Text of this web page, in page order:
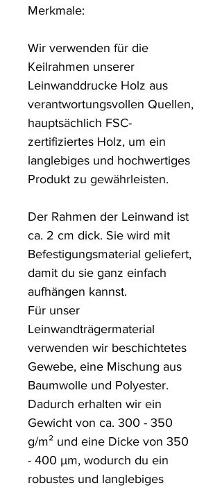
Merkmale:
Wir verwenden für die
Keilrahmen unserer
Leinwanddrucke Holz aus
verantwortungsvollen Quellen,
hauptsächlich FSC-
zertifiziertes Holz, um ein
langlebiges und hochwertiges
Produkt zu gewährleisten.
Der Rahmen der Leinwand ist
ca. 2 cm dick. Sie wird mit
Befestigungsmaterial geliefert,
damit du sie ganz einfach
aufhängen kannst.
Für unser
Leinwandträgermaterial
verwenden wir beschichtetes
Gewebe, eine Mischung aus
Baumwolle und Polyester.
Dadurch erhalten wir ein
Gewicht von ca. 300 - 350
g/m² und eine Dicke von 350
- 400 µm, wodurch du ein
robustes und langlebiges